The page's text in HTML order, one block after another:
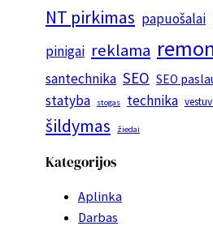
NT pirkimas papuošalai
pinigai reklama
santechnika SEO SEO
statyba stogas technika
šildymas žiedai
Kategorijos
Aplinka
Darbas